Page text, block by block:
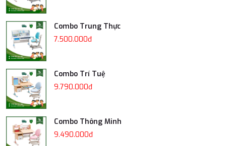
Combo Trung Thực
7.500.000đ
Combo Trí Tuệ
9.790.000đ
Combo Thông Minh
9.490.000đ